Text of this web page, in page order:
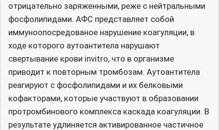
отрицательно заряженными, реже с нейтральными
фосфолипидами. АФС представляет собой
иммуноопосредованое нарушение коагуляции, в
ходе которого аутоантитела нарушают
свертывание крови invitro, что в организме
приводит к повторным тромбозам. Аутоантитела
реагируют с фосфолипидами и их белковыми
кофакторами, которые участвуют в образовании
протромбинового комплекса каскада коагуляции. В
результате удлиняется активированное частичное